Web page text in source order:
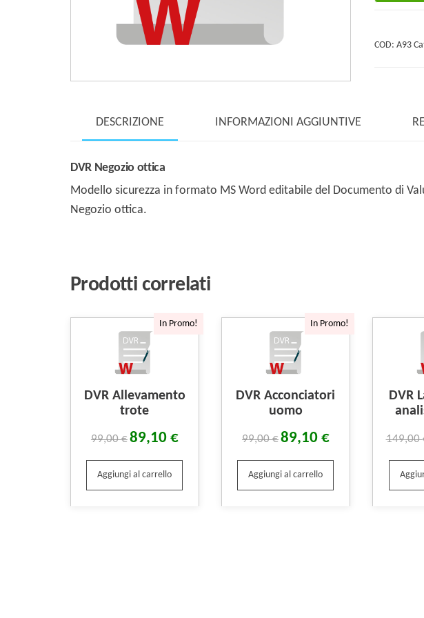
COD: A93
DESCRIZIONE INFORMAZIONI AGGIUNTIVE
DVR Negozio ottica
Modello sicurezza in formato MS Word editabile del Documento di
Negozio ottica.
Prodotti correlati
In Promo!
DVR Allevamento
trote
99,00€89,10 €
Aggiungi al carrello
In Promo!
DVR Acconciatori
uomo
99,00€89,10 €
Aggiungi al carrello
DVR
149,00